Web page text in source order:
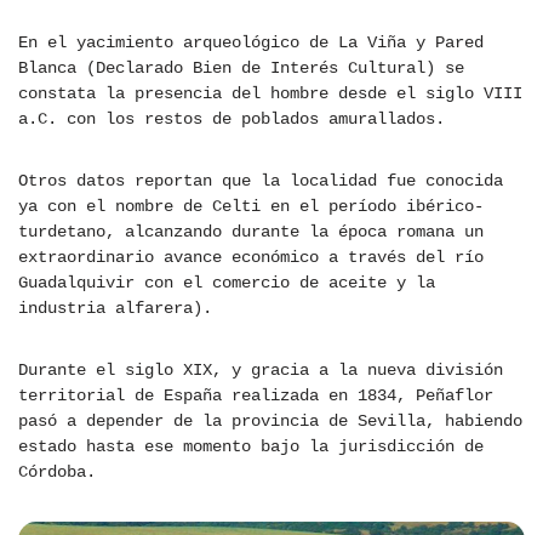
En el yacimiento arqueológico de La Viña y Pared
Blanca (Declarado Bien de Interés Cultural) se
constata la presencia del hombre desde el siglo VIII
a.C. con los restos de poblados amurallados.
Otros datos reportan que la localidad fue conocida
ya con el nombre de Celti en el período ibérico-
turdetano, alcanzando durante la época romana un
extraordinario avance económico a través del río
Guadalquivir con el comercio de aceite y la
industria alfarera).
Durante el siglo XIX, y gracia a la nueva división
territorial de España realizada en 1834, Peñaflor
pasó a depender de la provincia de Sevilla, habiendo
estado hasta ese momento bajo la jurisdicción de
Córdoba.